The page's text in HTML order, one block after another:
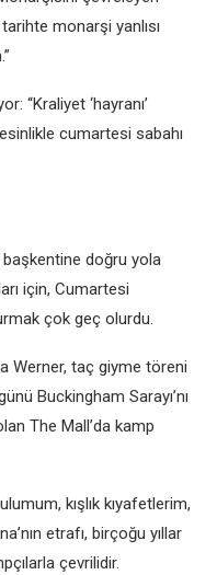
monarşi yanlısı
“Kraliyet ‘hayranı’
cumartesi sabahı
başkentine doğru yola
için, Cumartesi
çok geç olurdu.
Werner, taç giyme töreni
Buckingham Sarayı’nı
The Mall’da kamp
kışlık kıyafetlerim,
etrafı, birçoğu yıllar
çevrilidir.